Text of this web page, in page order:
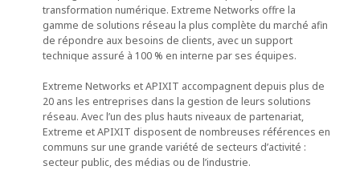
transformation numérique. Extreme Networks offre la
gamme de solutions réseau la plus complète du marché afin
de répondre aux besoins de clients, avec un support
technique assuré à 100 % en interne par ses équipes.
Extreme Networks et APIXIT accompagnent depuis plus de
20 ans les entreprises dans la gestion de leurs solutions
réseau. Avec l’un des plus hauts niveaux de partenariat,
Extreme et APIXIT disposent de nombreuses références en
communs sur une grande variété de secteurs d’activité :
secteur public, des médias ou de l’industrie.